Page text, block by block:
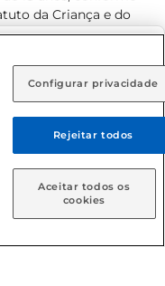
deseja receber
Retire em Loja
da Criança e do
para o
on-line é de R$
os direitos
Configurar privacidade
Rejeitar todos
Aceitar todos os
cookies